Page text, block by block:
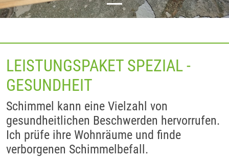
LEISTUNGSPAKET SPEZIAL -
GESUNDHEIT
Schimmel kann eine Vielzahl von
gesundheitlichen Beschwerden hervorrufen.
Ich prüfe ihre Wohnräume und finde
verborgenen Schimmelbefall.